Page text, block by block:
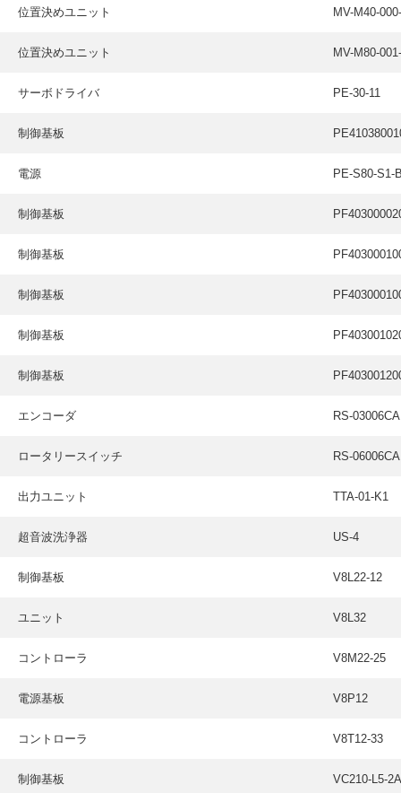
位置決めユニット MV-M40-
位置決めユニット MV-M80-
サーボドライバ PE-30-11
制御基板
電源 PE-S80-S1-
制御基板
制御基板
制御基板
制御基板
制御基板
エンコーダ RS-03006CA
ロータリースイッチ RS-06006CA
出力ユニット TTA-01-K1
超音波洗浄器 US-4
制御基板 V8L22-12
ユニット V8L32
コントローラ V8M22-25
電源基板 V8P12
コントローラ V8T12-33
制御基板 VC210-L5-2A